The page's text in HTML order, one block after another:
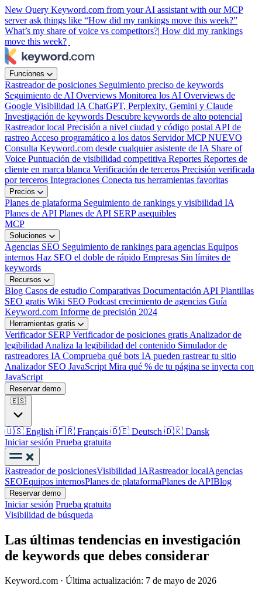
New Query Keyword.com from your AI assistant with our MCP
server ask things like “How did my rankings move this week?”
What’s my share of voice vs competitors?| How did my rankings
move this week?
Funciones
Rastreador de posiciones Seguimiento preciso de keywords
Seguimiento de AI Overviews Monitorea los AI Overviews de
Google Visibilidad IA ChatGPT, Perplexity, Gemini y Claude
Investigación de keywords Descubre keywords de alto potencial
Rastreador local Precisión a nivel ciudad y código postal API de
rastreo Acceso programático a los datos Servidor MCPNUEVO
Consulta Keyword.com desde cualquier asistente de IA Share of
Voice Puntuación de visibilidad competitiva Reportes Reportes de
cliente en marca blanca Verificación de terceros Precisión verificada
por terceros Integraciones Conecta tus herramientas favoritas
Precios
Planes de plataforma Seguimiento de rankings y visibilidad IA
Planes de API Planes de API SERP asequibles
MCP
Soluciones
Agencias SEO Seguimiento de rankings para agencias Equipos
internos Haz SEO el doble de rápido Empresas Sin límites de
keywords
Recursos
Blog Casos de estudio Comparativas Documentación API Plantillas
SEO gratis Wiki SEO Podcast crecimiento de agencias Guía
Keyword.com Informe de precisión 2024
Herramientas gratis
Verificador SERPVerificador de posiciones gratis Analizador de
legibilidad Analiza la legibilidad del contenido Simulador de
rastreadores IA Comprueba qué bots IA pueden rastrear tu sitio
Analizador SEO JavaScript Mira qué % de tu página se inyecta con
JavaScript
Reservar demo
🇪🇸
🇺🇸 English 🇫🇷 Français 🇩🇪 Deutsch 🇩🇰 Dansk
Iniciar sesión Prueba gratuita
Rastreador de posicionesVisibilidad IARastreador localAgencias
SEOEquipos internosPlanes de plataformaPlanes de APIBlog
Reservar demo
Iniciar sesión Prueba gratuita
Visibilidad de búsqueda
Las últimas tendencias en investigación
de keywords que debes considerar
Keyword.com · Última actualización: 7 de mayo de 2026